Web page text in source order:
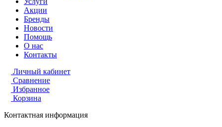
Акции
Бренды
Новости
Помощь
О нас
Контакты
Личный кабинет
Сравнение
Избранное
Корзина
Контактная информация